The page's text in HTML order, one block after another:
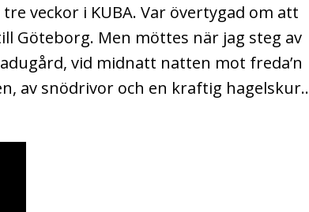
veckor i KUBA. Var övertygad om att
Göteborg. Men möttes när jag steg av
vid midnatt natten mot freda’n
av snödrivor och en kraftig hagelskur..